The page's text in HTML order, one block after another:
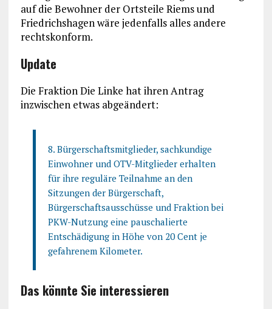
auf die Bewohner der Ortsteile Riems und
Friedrichshagen wäre jedenfalls alles andere
rechtskonform.
Update
Die Fraktion Die Linke hat ihren Antrag
inzwischen etwas abgeändert:
8. Bürgerschaftsmitglieder, sachkundige
Einwohner und OTV-Mitglieder erhalten
für ihre reguläre Teilnahme an den
Sitzungen der Bürgerschaft,
Bürgerschaftsausschüsse und Fraktion bei
PKW-Nutzung eine pauschalierte
Entschädigung in Höhe von 20 Cent je
gefahrenem Kilometer.
Das könnte Sie interessieren